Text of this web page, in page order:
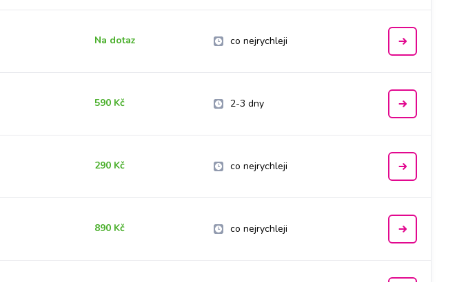
Na dotaz co nejrychleji
590 Kč 2-3 dny
290 Kč co nejrychleji
890 Kč co nejrychleji